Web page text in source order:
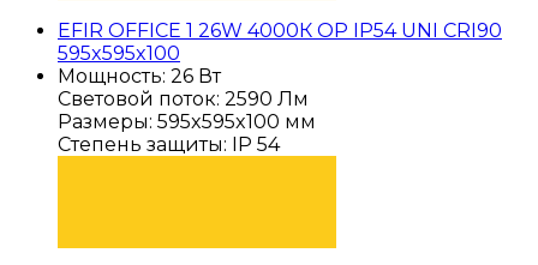
EFIR OFFICE 1 26W 4000К OP IP54 UNI CRI90
595x595x100
Мощность: 26 Вт
Световой поток: 2590 Лм
Размеры: 595x595x100 мм
Степень защиты: IP 54